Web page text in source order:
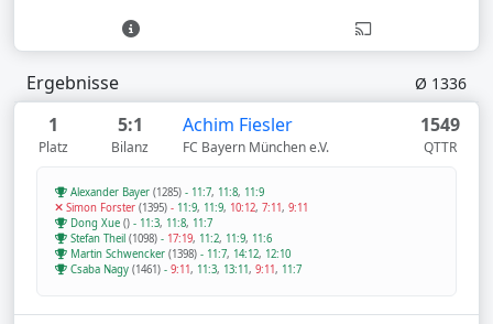
Ergebnisse Ø 1336
1
Platz
5:1
Bilanz
Achim Fiesler
FC Bayern München e.V.
1549
QTTR
Alexander Bayer (1285) - 11:7, 11:8, 11:9
Simon Forster (1395) - 11:9, 11:9, 10:12, 7:11, 9:11
Dong Xue () - 11:3, 11:8, 11:7
Stefan Theil (1098) - 17:19, 11:2, 11:9, 11:6
Martin Schwencker (1398) - 11:7, 14:12, 12:10
Csaba Nagy (1461) - 9:11, 11:3, 13:11, 9:11, 11:7